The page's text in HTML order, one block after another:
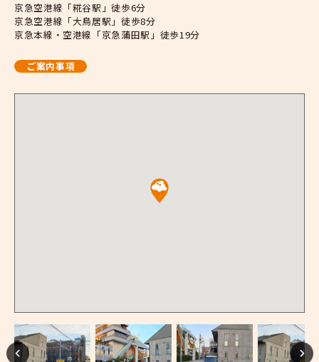
京急空港線「糀谷駅」徒歩6分
京急空港線「大鳥居駅」徒歩8分
京急本線・空港線「京急蒲田駅」徒歩19分
ご案内事項